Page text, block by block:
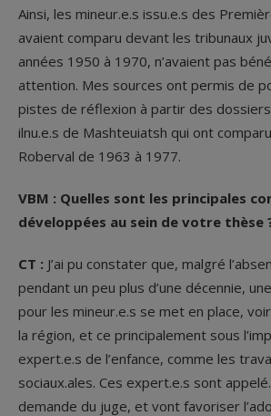
Ainsi, les mineur.e.s issu.e.s des
avaient comparu devant les tribunaux
années 1950 à 1970, n’avaient pas
attention. Mes sources ont permis de
pistes de réflexion à partir des
ilnu.e.s de Mashteuiatsh qui ont
Roberval de 1963 à 1977.
VBM : Quelles sont les principales
développées au sein de votre thèse
CT : J’ai pu constater que, malgré
pendant un peu plus d’une décennie,
pour les mineur.e.s se met en place,
la région, et ce principalement sous
expert.e.s de l’enfance, comme les
sociaux.ales. Ces expert.e.s sont
demande du juge, et vont favoriser